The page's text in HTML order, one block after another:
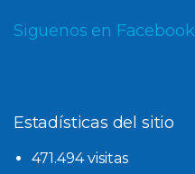
Siguenos en Facebook
Estadísticas del sitio
471.494 visitas